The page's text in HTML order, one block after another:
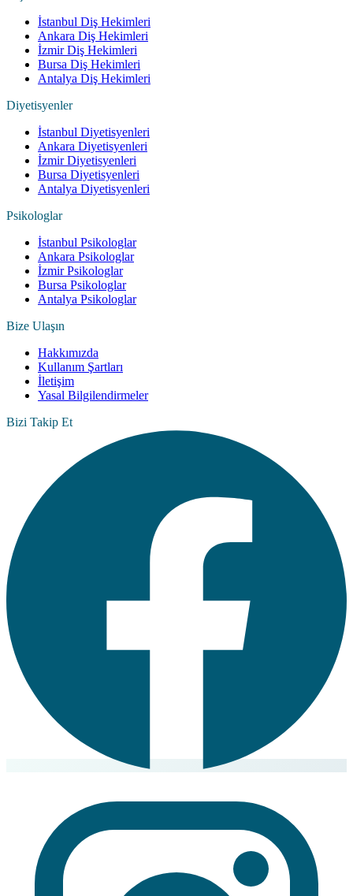
İstanbul Diş Hekimleri
Ankara Diş Hekimleri
İzmir Diş Hekimleri
Bursa Diş Hekimleri
Antalya Diş Hekimleri
Diyetisyenler
İstanbul Diyetisyenleri
Ankara Diyetisyenleri
İzmir Diyetisyenleri
Bursa Diyetisyenleri
Antalya Diyetisyenleri
Psikologlar
İstanbul Psikologlar
Ankara Psikologlar
İzmir Psikologlar
Bursa Psikologlar
Antalya Psikologlar
Bize Ulaşın
Hakkımızda
Kullanım Şartları
İletişim
Yasal Bilgilendirmeler
Bizi Takip Et